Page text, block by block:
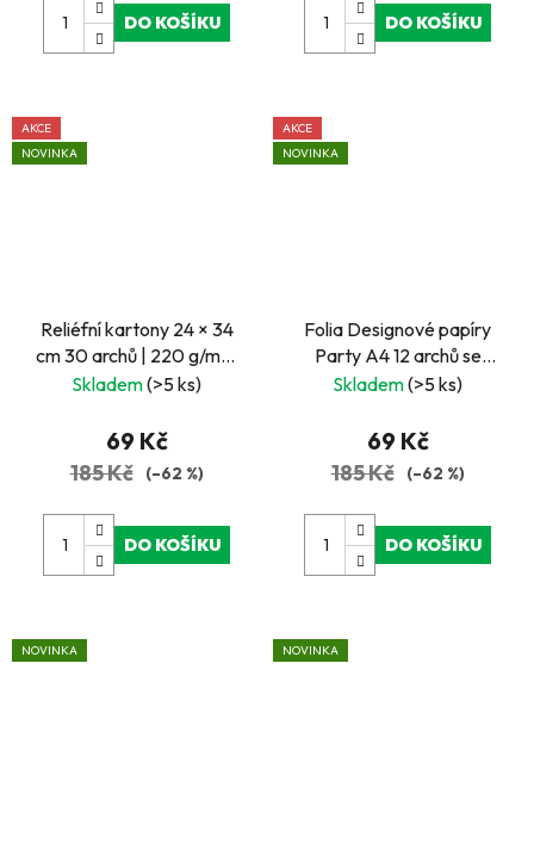
DO KOŠÍKU DO KOŠÍKU
AKCE
NOVINKA
Reliéfní kartony 24 × 34
cm 30 archů | 220 g/m² |
3D motivy růží, srdcí a
Skladem(>5 ks)
69 Kč
185 Kč (–62 %)
DO KOŠÍKU
AKCE
NOVINKA
Folia Designové papíry
Party A4 12 archů se
třpytkami | 150 g/m²
Skladem(>5 ks)
69 Kč
185 Kč (–62 %)
DO KOŠÍKU
NOVINKA NOVINKA